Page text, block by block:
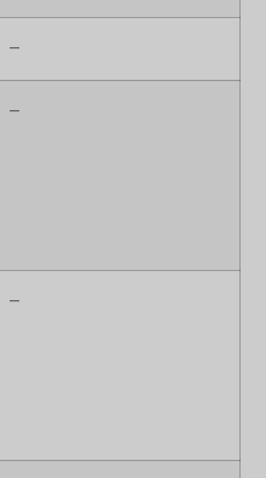
–
–
–